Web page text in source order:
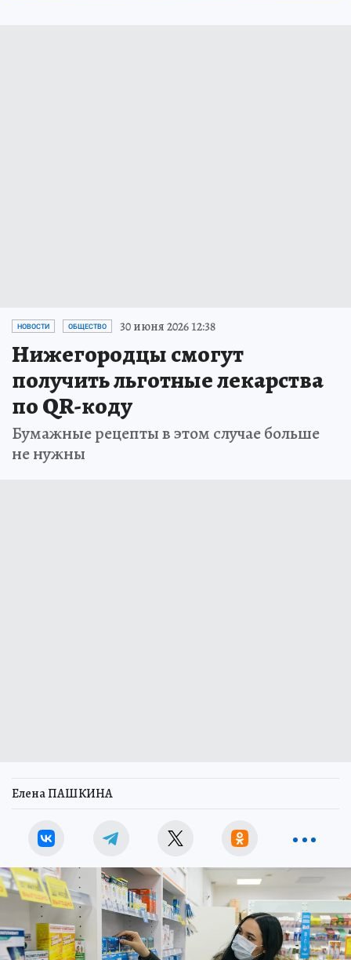
НОВОСТИ ОБЩЕСТВО 30 июня 2026 12:38
Нижегородцы смогут
получить льготные лекарства
по QR-коду
Бумажные рецепты в этом случае больше
не нужны
Елена ПАШКИНА